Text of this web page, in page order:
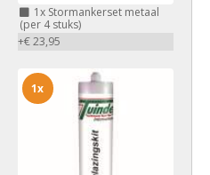
1xStormankerset metaal
(per 4 stuks)
+€ 23,95
1x